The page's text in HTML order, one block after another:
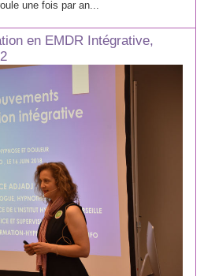
une fois par an...
en EMDR Intégrative,